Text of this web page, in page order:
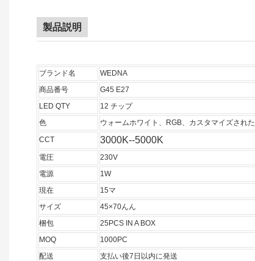
製品説明
ブランド名
WEDNA
商品番号
G45 E27
LED QTY
12 チップ
色
ウォームホワイト、RGB、カスタマイズされた
CCT
3000K--5000K
電圧
230V
電源
1W
現在
15マ
サイズ
45×70んん
梱包
25PCS IN A BOX
MOQ
1000PC
配送
支払い後7日以内に発送